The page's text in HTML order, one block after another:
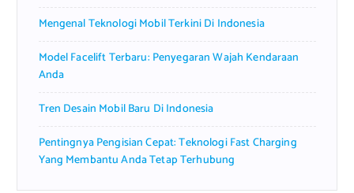
Mengenal Teknologi Mobil Terkini Di Indonesia
Model Facelift Terbaru: Penyegaran Wajah Kendaraan
Anda
Tren Desain Mobil Baru Di Indonesia
Pentingnya Pengisian Cepat: Teknologi Fast Charging
Yang Membantu Anda Tetap Terhubung